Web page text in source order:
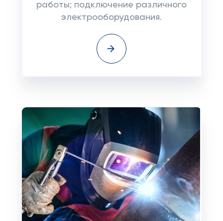
работы; подключение различного
электрооборудования.